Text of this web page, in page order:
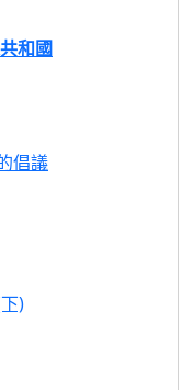
和國
倡議
)